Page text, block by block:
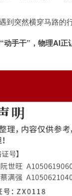
到突然横穿马路的
手干”，物理AI